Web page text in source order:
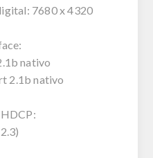
7680 x 4320
nativo
2.1b nativo